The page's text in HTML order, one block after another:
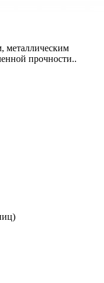
металлическим
прочности..